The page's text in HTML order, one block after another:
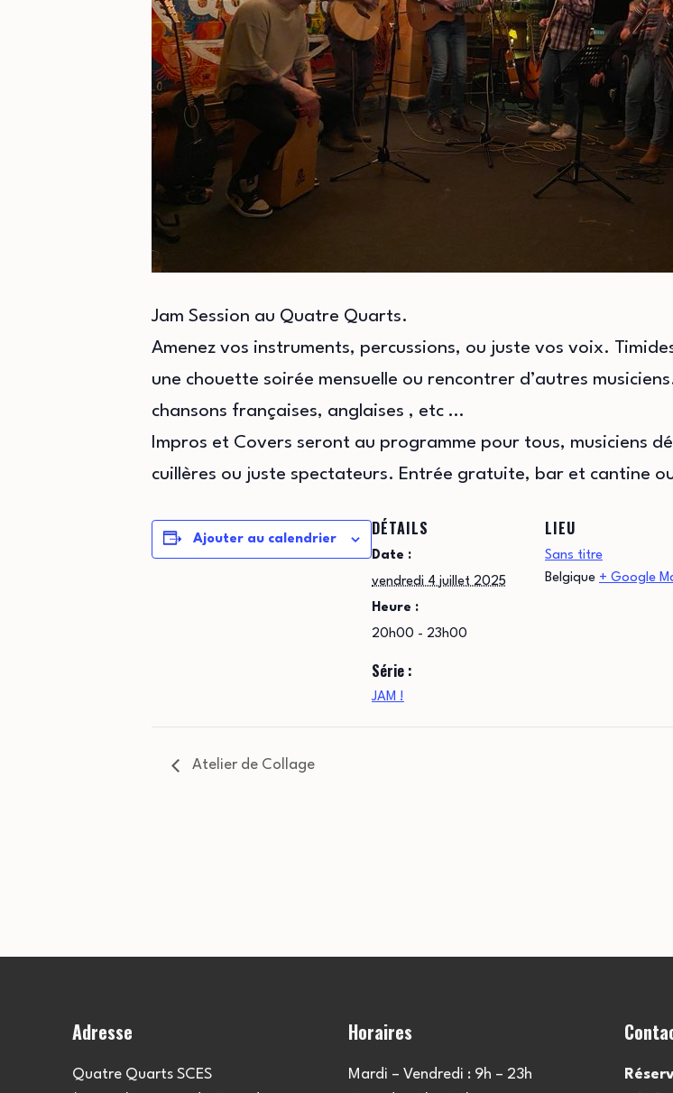
Jam Session au Quatre Quarts.
Amenez vos instruments, percussions, ou juste vos voix.
une chouette soirée mensuelle ou rencontrer d’autres
chansons françaises, anglaises , etc …
Impros et Covers seront au programme pour tous, musiciens
cuillères ou juste spectateurs. Entrée gratuite, bar et cantine
Ajouter au calendrier
DÉTAILS
Date :
vendredi 4 juillet 2025
Heure :
20h00 - 23h00
Série :
JAM !
LIEU
Sans titre
Belgique + Google
Atelier de Collage
Adresse
Quatre Quarts SCES
Horaires
Mardi – Vendredi : 9h – 23h